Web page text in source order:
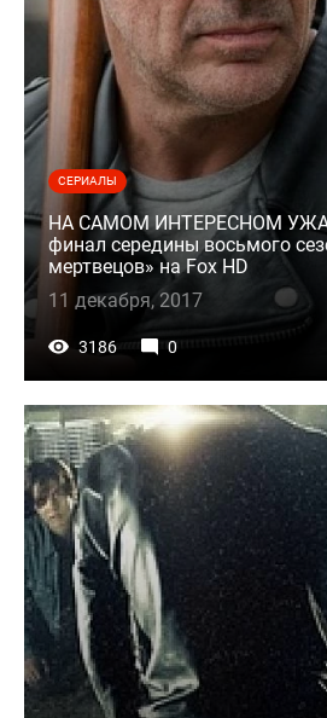
СЕРИАЛЫ
НА САМОМ ИНТЕРЕСНОМ
финал середины восьмого
мертвецов» на Fox HD
11 декабря, 2017
3186 0